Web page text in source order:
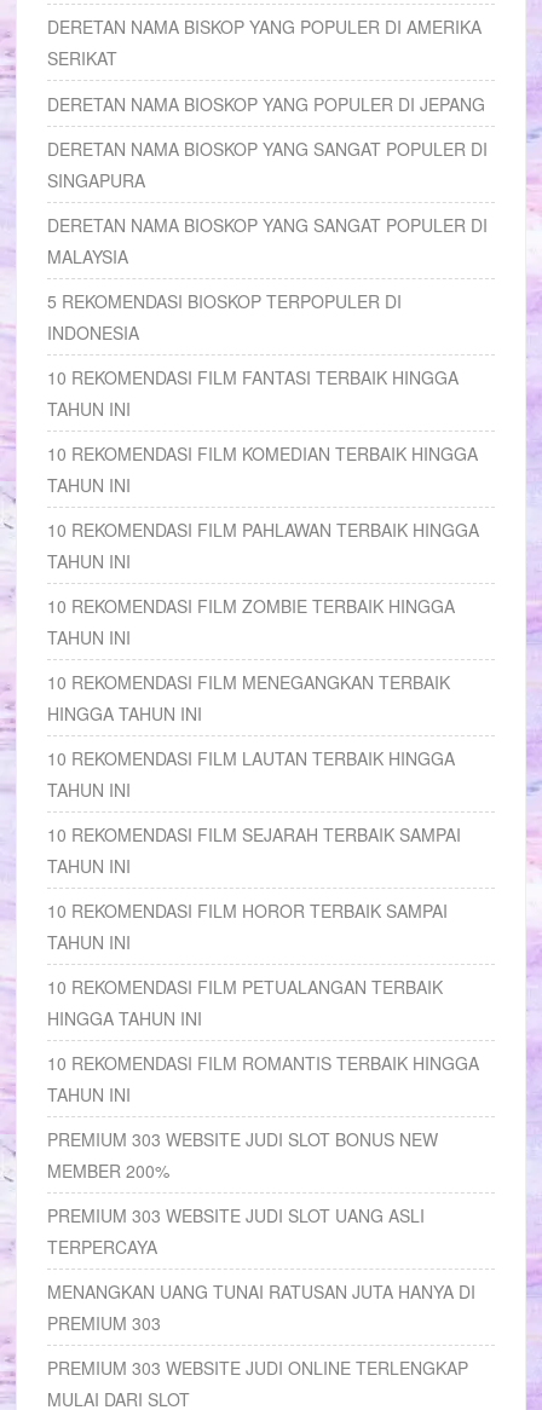
DERETAN NAMA BISKOP YANG POPULER DI AMERIKA
SERIKAT
DERETAN NAMA BIOSKOP YANG POPULER DI JEPANG
DERETAN NAMA BIOSKOP YANG SANGAT POPULER DI
SINGAPURA
DERETAN NAMA BIOSKOP YANG SANGAT POPULER DI
MALAYSIA
5 REKOMENDASI BIOSKOP TERPOPULER DI
INDONESIA
10 REKOMENDASI FILM FANTASI TERBAIK HINGGA
TAHUN INI
10 REKOMENDASI FILM KOMEDIAN TERBAIK HINGGA
TAHUN INI
10 REKOMENDASI FILM PAHLAWAN TERBAIK HINGGA
TAHUN INI
10 REKOMENDASI FILM ZOMBIE TERBAIK HINGGA
TAHUN INI
10 REKOMENDASI FILM MENEGANGKAN TERBAIK
HINGGA TAHUN INI
10 REKOMENDASI FILM LAUTAN TERBAIK HINGGA
TAHUN INI
10 REKOMENDASI FILM SEJARAH TERBAIK SAMPAI
TAHUN INI
10 REKOMENDASI FILM HOROR TERBAIK SAMPAI
TAHUN INI
10 REKOMENDASI FILM PETUALANGAN TERBAIK
HINGGA TAHUN INI
10 REKOMENDASI FILM ROMANTIS TERBAIK HINGGA
TAHUN INI
PREMIUM 303 WEBSITE JUDI SLOT BONUS NEW
MEMBER 200%
PREMIUM 303 WEBSITE JUDI SLOT UANG ASLI
TERPERCAYA
MENANGKAN UANG TUNAI RATUSAN JUTA HANYA DI
PREMIUM 303
PREMIUM 303 WEBSITE JUDI ONLINE TERLENGKAP
MULAI DARI SLOT